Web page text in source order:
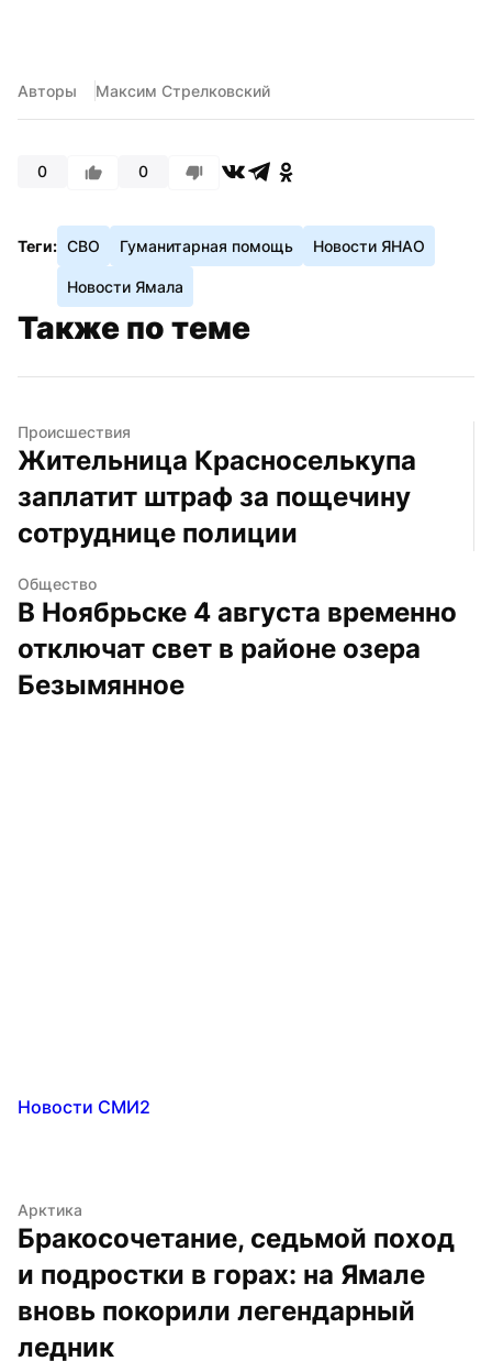
Авторы Максим Стрелковский
0 0
Теги: СВО Гуманитарная помощь Новости ЯНАО
Новости Ямала
Также по теме
Происшествия
Жительница Красноселькупа
заплатит штраф за пощечину
сотруднице полиции
Общество
В Ноябрьске 4 августа временно
отключат свет в районе озера
Безымянное
Новости СМИ2
Арктика
Бракосочетание, седьмой поход
и подростки в горах: на Ямале
вновь покорили легендарный
ледник